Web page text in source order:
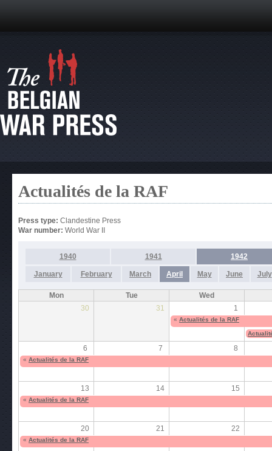
Actualités de la RAF
Press type: Clandestine Press
War number: World War II
1940 1941 1942
January February March April May June July
Mon Tue
Wed
30
31 1
« Actualités de la RAF
6 7 8
« Actualités de la RAF
13 14 15
« Actualités de la RAF
20 21 22
« Actualités de la RAF